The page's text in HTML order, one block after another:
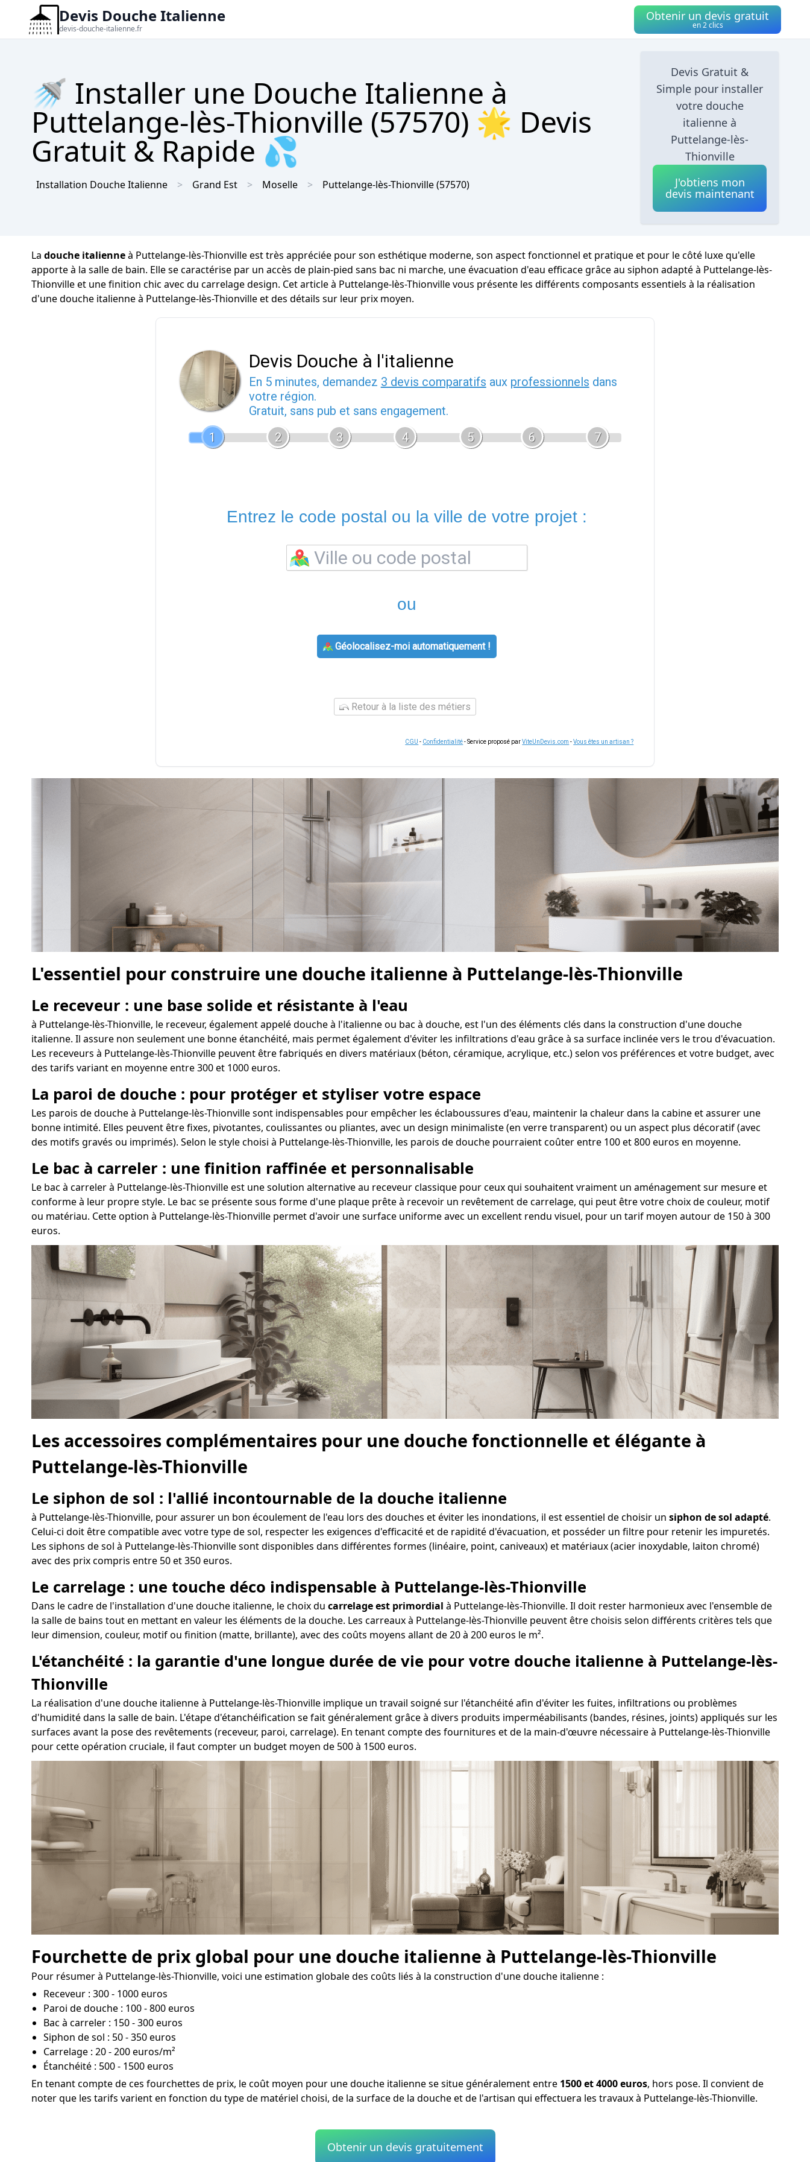
Devis Douche Italienne
devis-douche-italienne.fr
Obtenir un devis gratuit
en 2 clics
🚿 Installer une Douche Italienne à
Puttelange-lès-Thionville (57570) 🌟 Devis
Gratuit & Rapide 💦
Installation Douche Italienne Grand Est Moselle Puttelange-lès-Thionville(57570)
Devis Gratuit &
Simple pour installer
votre douche
italienne à
Puttelange-lès-
Thionville
J'obtiens mon
devis maintenant
La douche italienneà Puttelange-lès-Thionville est très appréciée pour son esthétique moderne, son aspect fonctionnel et pratique et pour le côté luxe qu'elle
apporte à la salle de bain. Elle se caractérise par un accès de plain-pied sans bac ni marche, une évacuation d'eau efficace grâce au siphon adapté à Puttelange-lès-
Thionville et une finition chic avec du carrelage design. Cet article à Puttelange-lès-Thionville vous présente les différents composants essentiels à la réalisation
d'une douche italienne à Puttelange-lès-Thionville et des détails sur leur prix moyen.
Devis Douche à l'italienne
En 5 minutes, demandez 3 devis comparatifs aux professionnels dans
votre région.
Gratuit, sans pub et sans engagement.
1
2 3 4 5 6 7
Entrez le code postal ou la ville de votre projet :
ou
Géolocalisez-moi automatiquement !
Retour à la liste des métiers
CGU - Confidentialité- Service proposé parViteUnDevis.com -Vous êtes un artisan ?
L'essentiel pour construire une douche italienne à Puttelange-lès-Thionville
Le receveur : une base solide et résistante à l'eau
à Puttelange-lès-Thionville, le receveur, également appelé douche à l'italienne ou bac à douche, est l'un des éléments clés dans la construction d'une douche
italienne. Il assure non seulement une bonne étanchéité, mais permet également d'éviter les infiltrations d'eau grâce à sa surface inclinée vers le trou d'évacuation.
Les receveurs à Puttelange-lès-Thionville peuvent être fabriqués en divers matériaux (béton, céramique, acrylique, etc.) selon vos préférences et votre budget, avec
des tarifs variant en moyenne entre 300 et 1000 euros.
La paroi de douche : pour protéger et styliser votre espace
Les parois de douche à Puttelange-lès-Thionville sont indispensables pour empêcher les éclaboussures d'eau, maintenir la chaleur dans la cabine et assurer une
bonne intimité. Elles peuvent être fixes, pivotantes, coulissantes ou pliantes, avec un design minimaliste (en verre transparent) ou un aspect plus décoratif (avec
des motifs gravés ou imprimés). Selon le style choisi à Puttelange-lès-Thionville, les parois de douche pourraient coûter entre 100 et 800 euros en moyenne.
Le bac à carreler : une finition raffinée et personnalisable
Le bac à carreler à Puttelange-lès-Thionville est une solution alternative au receveur classique pour ceux qui souhaitent vraiment un aménagement sur mesure et
conforme à leur propre style. Le bac se présente sous forme d'une plaque prête à recevoir un revêtement de carrelage, qui peut être votre choix de couleur, motif
ou matériau. Cette option à Puttelange-lès-Thionville permet d'avoir une surface uniforme avec un excellent rendu visuel, pour un tarif moyen autour de 150 à 300
euros.
Les accessoires complémentaires pour une douche fonctionnelle et élégante à
Puttelange-lès-Thionville
Le siphon de sol : l'allié incontournable de la douche italienne
à Puttelange-lès-Thionville, pour assurer un bon écoulement de l'eau lors des douches et éviter les inondations, il est essentiel de choisir un siphon de sol adapté.
Celui-ci doit être compatible avec votre type de sol, respecter les exigences d'efficacité et de rapidité d'évacuation, et posséder un filtre pour retenir les impuretés.
Les siphons de sol à Puttelange-lès-Thionville sont disponibles dans différentes formes (linéaire, point, caniveaux) et matériaux (acier inoxydable, laiton chromé)
avec des prix compris entre 50 et 350 euros.
Le carrelage : une touche déco indispensable à Puttelange-lès-Thionville
Dans le cadre de l'installation d'une douche italienne, le choix du carrelage est primordial à Puttelange-lès-Thionville. Il doit rester harmonieux avec l'ensemble de
la salle de bains tout en mettant en valeur les éléments de la douche. Les carreaux à Puttelange-lès-Thionville peuvent être choisis selon différents critères tels que
leur dimension, couleur, motif ou finition (matte, brillante), avec des coûts moyens allant de 20 à 200 euros le m².
L'étanchéité : la garantie d'une longue durée de vie pour votre douche italienne à Puttelange-lès-
Thionville
La réalisation d'une douche italienne à Puttelange-lès-Thionville implique un travail soigné sur l'étanchéité afin d'éviter les fuites, infiltrations ou problèmes
d'humidité dans la salle de bain. L'étape d'étanchéification se fait généralement grâce à divers produits imperméabilisants (bandes, résines, joints) appliqués sur les
surfaces avant la pose des revêtements (receveur, paroi, carrelage). En tenant compte des fournitures et de la main-d'œuvre nécessaire à Puttelange-lès-Thionville
pour cette opération cruciale, il faut compter un budget moyen de 500 à 1500 euros.
Fourchette de prix global pour une douche italienne à Puttelange-lès-Thionville
Pour résumer à Puttelange-lès-Thionville, voici une estimation globale des coûts liés à la construction d'une douche italienne :
Receveur : 300 - 1000 euros
Paroi de douche : 100 - 800 euros
Bac à carreler : 150 - 300 euros
Siphon de sol : 50 - 350 euros
Carrelage : 20 - 200 euros/m²
Étanchéité : 500 - 1500 euros
En tenant compte de ces fourchettes de prix, le coût moyen pour une douche italienne se situe généralement entre 1500 et 4000 euros, hors pose. Il convient de
noter que les tarifs varient en fonction du type de matériel choisi, de la surface de la douche et de l'artisan qui effectuera les travaux à Puttelange-lès-Thionville.
Obtenir un devis gratuitement